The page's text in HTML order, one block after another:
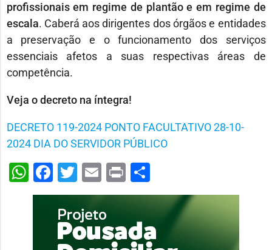
profissionais em regime de plantão e em regime de
escala. Caberá aos dirigentes dos órgãos e entidades
a preservação e o funcionamento dos serviços
essenciais afetos a suas respectivas áreas de
competência.
Veja o decreto na íntegra!
DECRETO 119-2024 PONTO FACULTATIVO 28-10-
2024 DIA DO SERVIDOR PÚBLICO
WhatsApp
Facebook
Twitter
EmailPrint